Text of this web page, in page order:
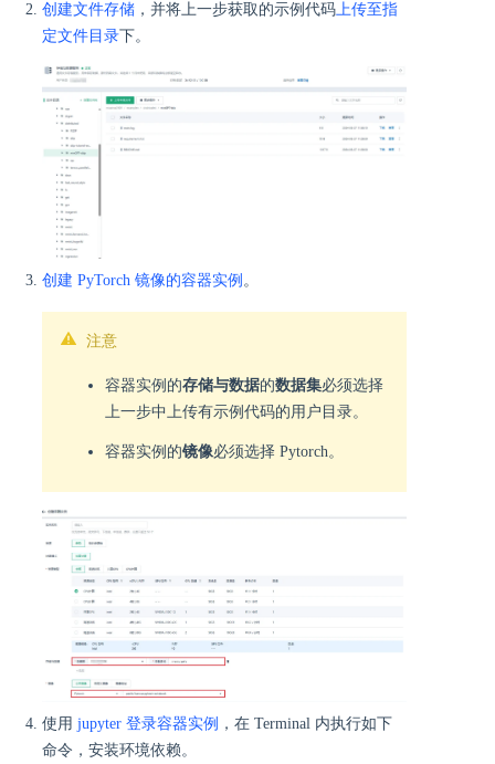
创建文件存储 ，并将上一步获取的示例代码上传至指
定文件目录下。
创建 PyTorch 镜像的容器实例 。
注意
容器实例的存储与数据的数据集必须选择
上一步中上传有示例代码的用户目录。
容器实例的镜像必须选择 Pytorch。
使用 jupyter 登录容器实例 ，在 Terminal 内执行如下
命令，安装环境依赖。